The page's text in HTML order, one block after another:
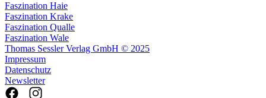
Faszination Haie
Faszination Krake
Faszination Qualle
Faszination Wale
Thomas Sessler Verlag GmbH © 2025
Impressum
Datenschutz
Newsletter